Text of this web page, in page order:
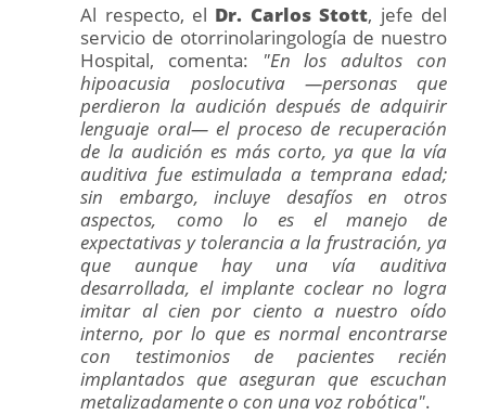
Al respecto, el Dr. Carlos Stott, jefe del
servicio de otorrinolaringología de nuestro
Hospital, comenta: "En los adultos con
hipoacusia poslocutiva —personas que
perdieron la audición después de adquirir
lenguaje oral— el proceso de recuperación
de la audición es más corto, ya que la vía
auditiva fue estimulada a temprana edad;
sin embargo, incluye desafíos en otros
aspectos, como lo es el manejo de
expectativas y tolerancia a la frustración, ya
que aunque hay una vía auditiva
desarrollada, el implante coclear no logra
imitar al cien por ciento a nuestro oído
interno, por lo que es normal encontrarse
con testimonios de pacientes recién
implantados que aseguran que escuchan
metalizadamente o con una voz robótica".